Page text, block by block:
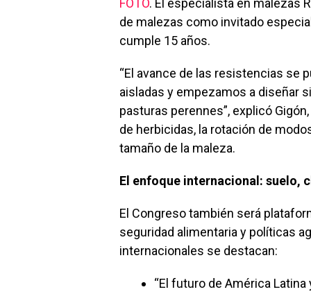
FOTO. El especialista en malezas
de malezas como invitado
cumple 15 años.
“El avance de las resistencias se
aisladas y empezamos a diseñar
pasturas perennes”, explicó
de herbicidas, la rotación de
tamaño de la maleza.
El enfoque internacional: suelo,
El Congreso también será
seguridad alimentaria y políticas
internacionales se destacan:
“El futuro de América